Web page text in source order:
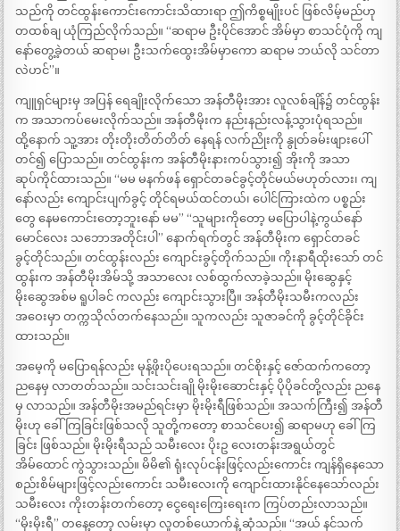
သည်ကို တင်ထွန်းကောင်းကောင်းသိထားရာ ဤကိစ္စမျိုးပင် ဖြစ်လိမ့်မည်ဟု
တထစ်ချ ယုံကြည်လိုက်သည်။ “ဆရာမ ဦးပိုင်အောင် အိမ်မှာ စာသင်ပုံကို ကျ
နော်တွေ့ခဲ့တယ် ဆရာမ၊ ဦးသက်ထွေးအိမ်မှာကော ဆရာမ ဘယ်လို သင်တာ
လဲဟင်”။
ကျူရှင်များမှ အပြန် ရေချိုးလိုက်သော အန်တီမိုးအား လူလစ်ချိန်၌ တင်ထွန်း
က အသာကပ်မေးလိုက်သည်။ အန်တီမိုးက နည်းနည်းလန့်သွားပုံရသည်။
ထို့နောက် သူ့အား တိုးတိုးတိတ်တိတ် နေရန် လက်ညိုးကို နွုတ်ခမ်းဖျားပေါ်
တင်၍ ပြောသည်။ တင်ထွန်းက အန်တီမိုးနားကပ်သွား၍ အိုးကို အသာ
ဆုပ်ကိုင်ထားသည်။ “မမ မနက်ဖန် ရှောင်တခင်ခွင့်တိုင်မယ်မဟုတ်လား၊ ကျ
နော်လည်း ကျောင်းပျက်ခွင့် တိုင်ရမယ်ထင်တယ်၊ ပေါင်ကြားထဲက ပစ္စည်း
တွေ နေမကောင်းတော့ဘူးနော် မမ” “သူများကိုတော့ မပြောပါနဲ့ကွယ်နော်
မောင်လေး သဘောအတိုင်းပါ” နောက်ရက်တွင် အန်တီမိုးက ရှောင်တခင်
ခွင့်တိုင်သည်။ တင်ထွန်းလည်း ကျောင်းခွင့်တိုက်သည်။ ကိုးနာရီထိုးသော် တင်
ထွန်းက အန်တီမိုးအိမ်သို့ အသာလေး လစ်ထွက်လာခဲ့သည်။ မိုးဆွေနှင့်
မိုးဆွေအစ်မ ရူပါခင် ကလည်း ကျောင်းသွားပြီ။ အန်တီမိုးသမီးကလည်း
အဝေးမှာ တက္ကသိုလ်တက်နေသည်။ သူကလည်း သူဇာခင်ကို ခွင့်တိုင်ခိုင်း
ထားသည်။
အမေ့ကို မပြောရန်လည်း မုန့်ဖိုးပိုပေးရသည်။ တင်စိုးနှင့် ဇော်ထက်ကတော့
ညနေမှ လာတတ်သည်။ သင်းသင်းချို မိုးမိုးဆောင်းနှင့် ပိုပိုခင်တို့လည်း ညနေ
မှ လာသည်။ အန်တီမိုးအမည်ရင်းမှာ မိုးမိုးရီဖြစ်သည်။ အသက်ကြီး၍ အန်တီ
မိုးဟု ခေါ်ကြခြင်းဖြစ်သလို သူတို့ကတော့ စာသင်ပေး၍ ဆရာမဟု ခေါ်ကြ
ခြင်း ဖြစ်သည်။ မိုးမိုးရီသည် သမီးလေး ပိုးဥ လေးတန်းအရွယ်တွင်
အိမ်ထောင် ကွဲသွားသည်။ မိမိ၏ ရုံးလုပ်ငန်းဖြင့်လည်းကောင်း ကျန်ရှိနေသော
စည်းစိမ်များဖြင့်လည်းကောင်း သမီးလေးကို ကျောင်းထားနိုင်နေသော်လည်း
သမီးလေး ကိုးတန်းတက်တော့ ငွေရေးကြေးရေးက ကြပ်တည်းလာသည်။
“မိုးမိုးရီ” တနေ့တော့ လမ်းမှာ လူတစ်ယောက်နဲ့ ဆုံသည်။ “အယ် နင်သက်